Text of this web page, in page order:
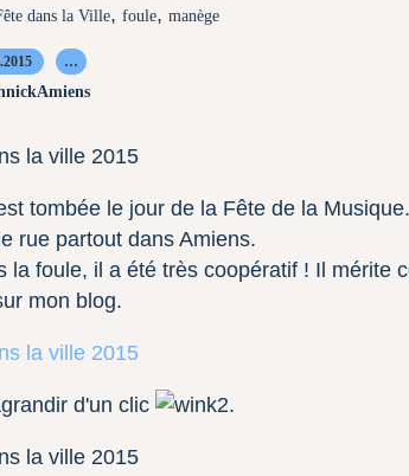
dans la Ville, foule, manège
…
tombée le jour de la Fête de la Musique.
rue partout dans Amiens.
foule, il a été très coopératif ! Il mérite
mon blog.
d'un clic .